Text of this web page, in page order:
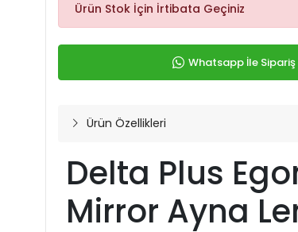
Ürün Stok İçin İrtibata Geçiniz
Whatsapp İle Sipariş
Ürün Özellikleri
Delta Plus
Mirror Ayna